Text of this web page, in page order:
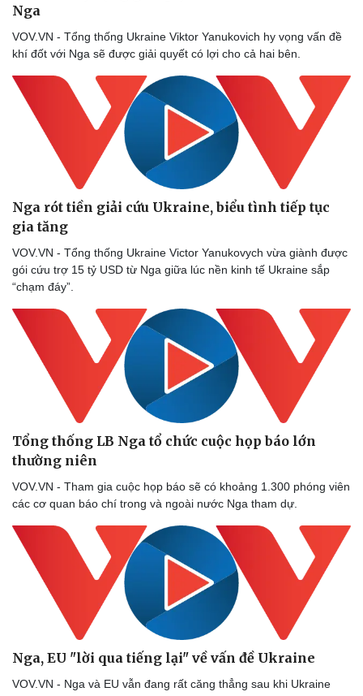
Văn hóa
Sân khấu - Điện ảnh
Văn học
Âm nhạc
Di sản
Giải trí
Thời trang
Sao Việt
Nga
VOV.VN - Tổng thống Ukraine Viktor Yanukovich hy vọng vấn đề
khí đốt với Nga sẽ được giải quyết có lợi cho cả hai bên.
Nga rót tiền giải cứu Ukraine, biểu tình tiếp tục
gia tăng
VOV.VN - Tổng thống Ukraine Victor Yanukovych vừa giành được
gói cứu trợ 15 tỷ USD từ Nga giữa lúc nền kinh tế Ukraine sắp
“chạm đáy”.
Tổng thống LB Nga tổ chức cuộc họp báo lớn
thường niên
VOV.VN - Tham gia cuộc họp báo sẽ có khoảng 1.300 phóng viên
các cơ quan báo chí trong và ngoài nước Nga tham dự.
Nga, EU "lời qua tiếng lại" về vấn đề Ukraine
VOV.VN - Nga và EU vẫn đang rất căng thẳng sau khi Ukraine